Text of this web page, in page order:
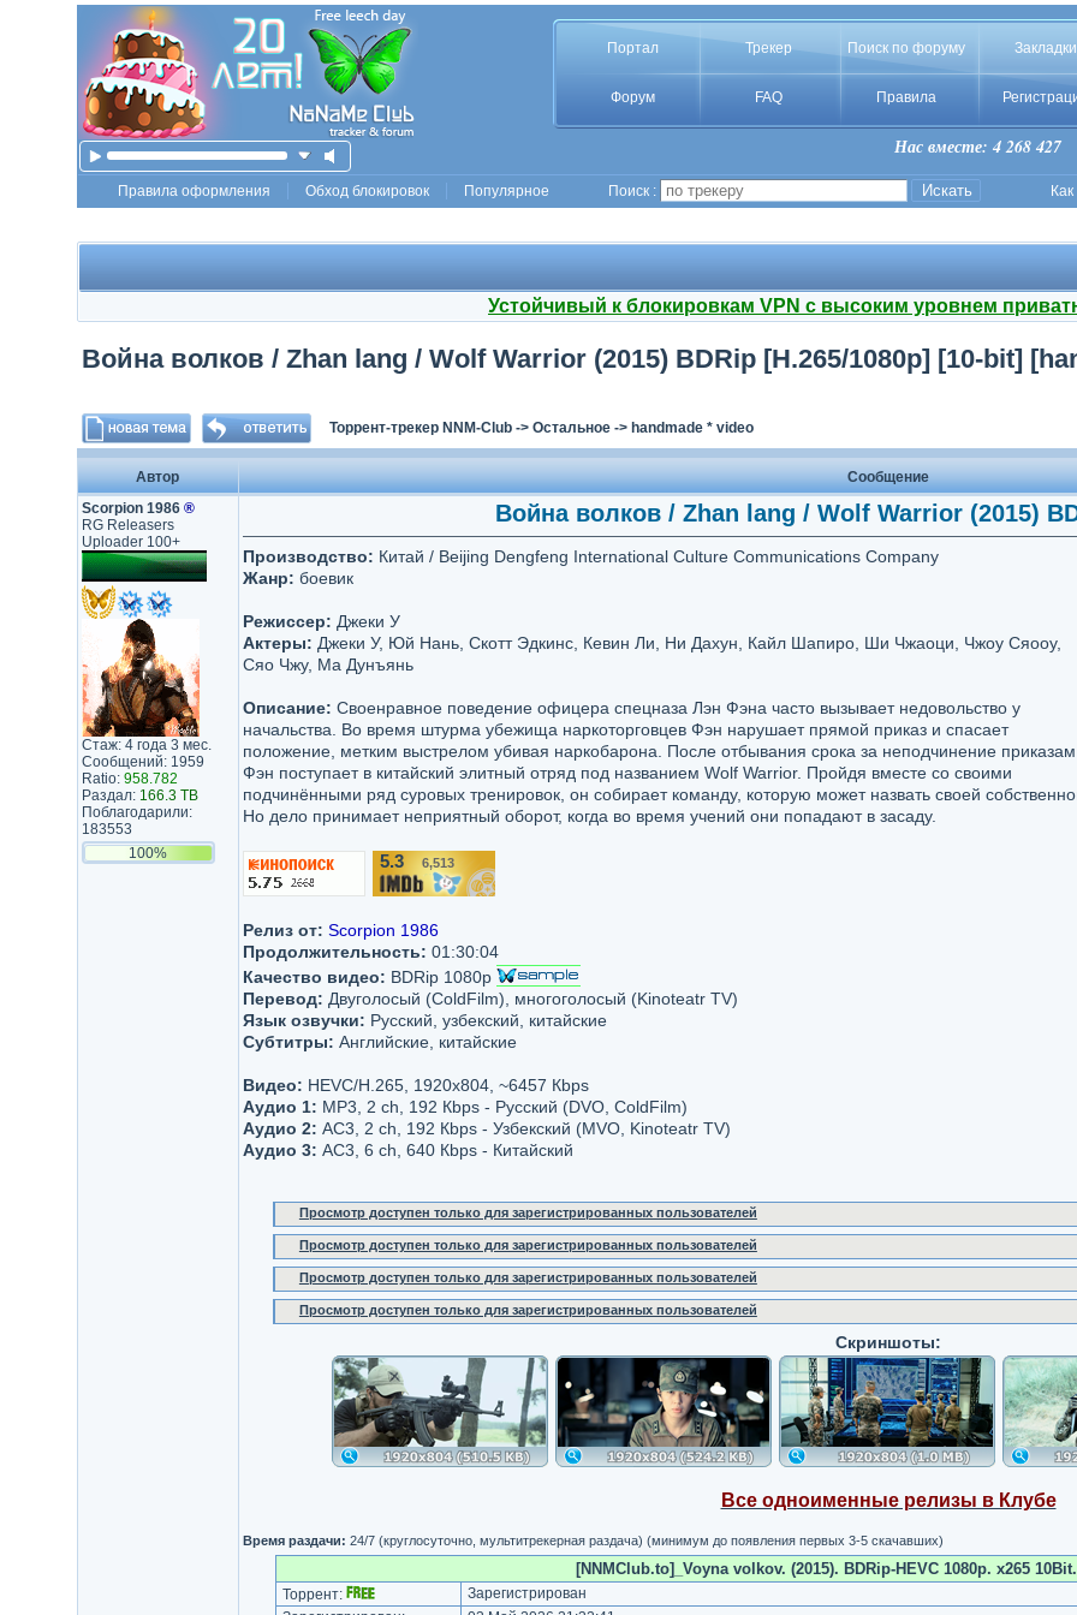
Портал Трекер Поиск по форуму Закладки
Форум FAQ Правила
Нас вместе: 4 268 427
Правила оформления Обход блокировок Популярное Поиск :
Устойчивый к блокировкам VPN с высоким уровнем
Война волков / Zhan lang / Wolf Warrior (2015) BDRip [H.265/1080p] [10-bit]
Торрент-трекер NNM-Club-> Остальное-> handmade * video
Автор
Сообщение
Scorpion 1986 ®
RG Releasers
Uploader 100+
Стаж: 4 года 3 мес.
Сообщений: 1959
Ratio: 958.782
Раздал: 166.3 TB
Поблагодарили:
183553
100%
Война волков / Zhan lang / Wolf Warrior (2015)
Производство: Китай / Beijing Dengfeng International Culture Communications Company
Жанр: боевик
Режиссер: Джеки У
Актеры: Джеки У, Юй Нань, Скотт Эдкинс, Кевин Ли, Ни Дахун, Кайл Шапиро, Ши Чжаоци, Чжоу Сяооу,
Сяо Чжу, Ма Дунъянь
Описание: Своенравное поведение офицера спецназа Лэн Фэна часто вызывает недовольство у
начальства. Во время штурма убежища наркоторговцев Фэн нарушает прямой приказ и спасает
положение, метким выстрелом убивая наркобарона. После отбывания срока за неподчинение приказам
Фэн поступает в китайский элитный отряд под названием Wolf Warrior. Пройдя вместе со своими
подчинёнными ряд суровых тренировок, он собирает команду, которую может назвать своей
Но дело принимает неприятный оборот, когда во время учений они попадают в засаду.
5.3/10 6,513
Релиз от: Scorpion 1986
Продолжительность: 01:30:04
Качество видео: BDRip 1080p
Перевод: Двуголосый (ColdFilm), многоголосый (Kinoteatr TV)
Язык озвучки: Русский, узбекский, китайские
Субтитры: Английские, китайские
Видео: HEVC/H.265, 1920x804, ~6457 Кbps
Аудио 1: MP3, 2 ch, 192 Кbps - Русский (DVO, ColdFilm)
Аудио 2: AC3, 2 ch, 192 Кbps - Узбекский (MVO, Kinoteatr TV)
Аудио 3: AC3, 6 ch, 640 Кbps - Китайский
Просмотр доступен только для зарегистрированных пользователей
Просмотр доступен только для зарегистрированных пользователей
Просмотр доступен только для зарегистрированных пользователей
Просмотр доступен только для зарегистрированных пользователей
Скриншоты:
Все одноименные релизы в Клубе
Время раздачи: 24/7 (круглосуточно, мультитрекерная раздача) (минимум до появления первых 3-5 скачавших)
[NNMClub.to]_Voyna volkov. (2015). BDRip-HEVC 1080p. x265
Торрент:
Зарегистрирован